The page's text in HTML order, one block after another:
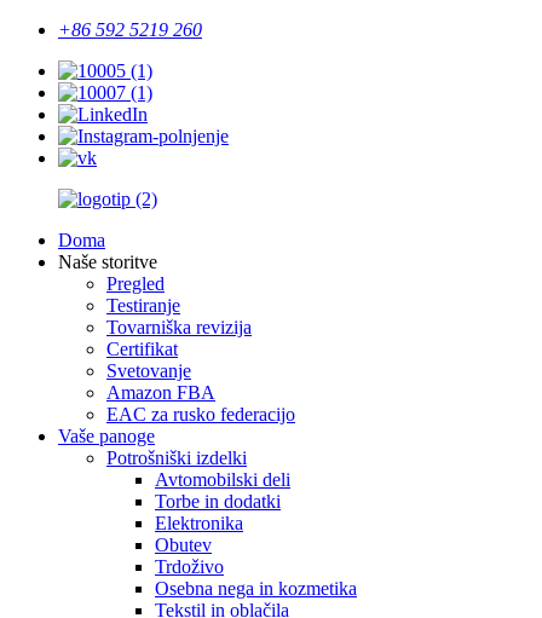
+86 592 5219 260
Doma
Naše storitve
Pregled
Testiranje
Tovarniška revizija
Certifikat
Svetovanje
Amazon FBA
EAC za rusko federacijo
Vaše panoge
Potrošniški izdelki
Avtomobilski deli
Torbe in dodatki
Elektronika
Obutev
Trdoživo
Osebna nega in kozmetika
Tekstil in oblačila